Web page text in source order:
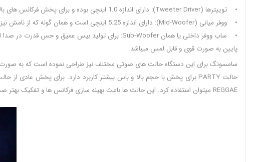
• توییترها (Tweeter Driver): دارای اندازه 1.0 اینچی بوده و برای پخش فرکانس های بالا و جزئیات صدا کاربرد دارند. این بخش در وضوح و تفکیک صدا از فرکانس های بالا تاثیر زیادی دارد.
• ووفر میانی (Mid-Woofer): دارای اندازه 5.25 اینچی است و همان گونه که از نامش نیز مشخص است در بخش فرکانس های میانی کاربرد دارد و جای گرفته است.
پایین به صورت قوی و قابل لمس میباشد.
سامسونگ برای این دستگاه حالت های صوتی مختلف نیز طراحی نموده است که به
REGGAE میتوان استفاده کرد. این حالت ها باعث بهینه سازی فرکانس ها و تفکیک بهتر صدا میشوند.